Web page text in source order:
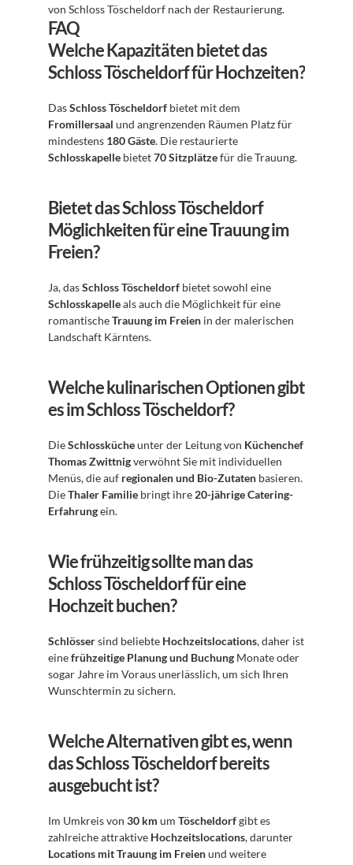
von Schloss Töscheldorf nach der Restaurierung.
FAQ
Welche Kapazitäten bietet das
Schloss Töscheldorf für Hochzeiten?
Das Schloss Töscheldorf
Fromillersaal und angrenzenden Räumen Platz für
mindestens 180 Gäste
Schlosskapelle bietet 70 Sitzplätze für die Trauung.
Bietet das Schloss Töscheldorf
Möglichkeiten für eine Trauung im
Freien?
Ja, das Schloss Töscheldorf
Schlosskapelle als auch die Möglichkeit für eine
romantische Trauung im Freien in der malerischen
Landschaft Kärntens.
Welche kulinarischen Optionen gibt
es im Schloss Töscheldorf?
Die Schlossküche unter der Leitung von Küchenchef
Thomas Zwittnig verwöhnt Sie mit individuellen
Menüs, die auf regionalen und Bio-Zutaten basieren.
Die Thaler Familie bringt ihre 20-jährige Catering-
Erfahrung ein.
Wie frühzeitig sollte man das
Schloss Töscheldorf für eine
Hochzeit buchen?
Schlösser sind beliebte Hochzeitslocations, daher ist
eine frühzeitige Planung und Buchung Monate oder
sogar Jahre im Voraus unerlässlich, um sich Ihren
Wunschtermin zu sichern.
Welche Alternativen gibt es, wenn
das Schloss Töscheldorf bereits
ausgebucht ist?
Im Umkreis von 30 km um Töscheldorf gibt es
zahlreiche attraktive Hochzeitslocations
Locations mit Trauung im Freien